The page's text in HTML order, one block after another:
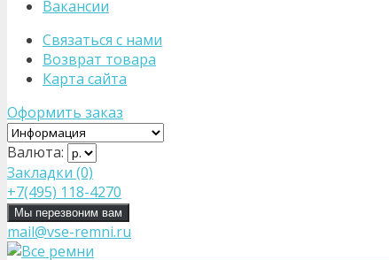
Вакансии
Связаться с нами
Возврат товара
Карта сайта
Оформить заказ
Валюта:
Закладки (0)
+7(495) 118-4270
Мы перезвоним вам
mail@vse-remni.ru